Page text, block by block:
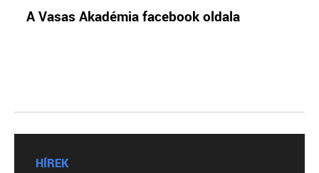
A Vasas Akadémia facebook oldala
HÍREK